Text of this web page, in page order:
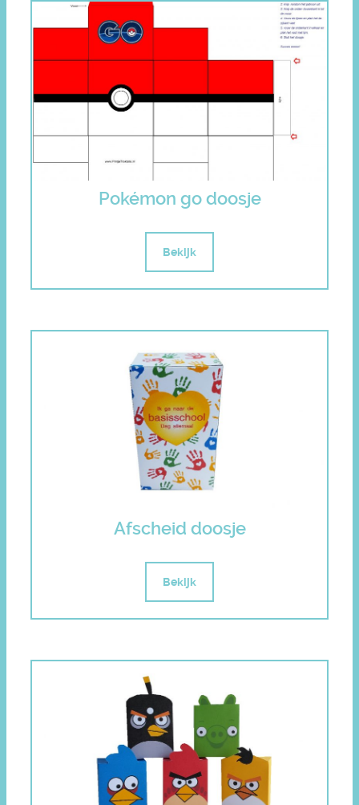
Pokémon go doosje
Bekijk
Afscheid doosje
Bekijk